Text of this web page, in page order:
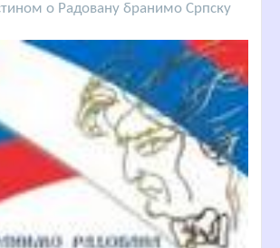
о Радовану бранимо Српску